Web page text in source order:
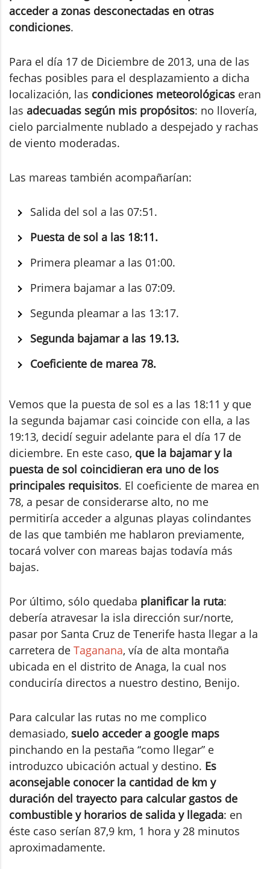
acceder a zonas desconectadas en otras
condiciones.
Para el día 17 de Diciembre de 2013, una de las
fechas posibles para el desplazamiento a dicha
localización, las condiciones meteorológicas eran
las adecuadas según mis propósitos: no llovería,
cielo parcialmente nublado a despejado y rachas
de viento moderadas.
Las mareas también acompañarían:
Salida del sol a las 07:51.
Puesta de sol a las 18:11.
Primera pleamar a las 01:00.
Primera bajamar a las 07:09.
Segunda pleamar a las 13:17.
Segunda bajamar a las 19.13.
Coeficiente de marea 78.
Vemos que la puesta de sol es a las 18:11 y que
la segunda bajamar casi coincide con ella, a las
19:13, decidí seguir adelante para el día 17 de
diciembre. En este caso, que la bajamar y la
puesta de sol coincidieran era uno de los
principales requisitos. El coeficiente de marea en
78, a pesar de considerarse alto, no me
permitiría acceder a algunas playas colindantes
de las que también me hablaron previamente,
tocará volver con mareas bajas todavía más
bajas.
Por último, sólo quedaba planificar la ruta:
debería atravesar la isla dirección sur/norte,
pasar por Santa Cruz de Tenerife hasta llegar a la
carretera de Taganana, vía de alta montaña
ubicada en el distrito de Anaga, la cual nos
conduciría directos a nuestro destino, Benijo.
Para calcular las rutas no me complico
demasiado, suelo acceder a google maps
pinchando en la pestaña “como llegar” e
introduzco ubicación actual y destino. Es
aconsejable conocer la cantidad de km y
duración del trayecto para calcular gastos de
combustible y horarios de salida y llegada: en
éste caso serían 87,9 km, 1 hora y 28 minutos
aproximadamente.